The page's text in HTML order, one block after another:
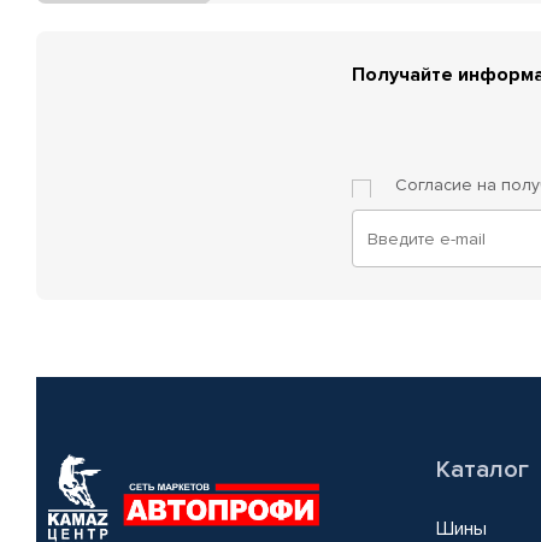
Получайте
Согласие на
Каталог
Шины